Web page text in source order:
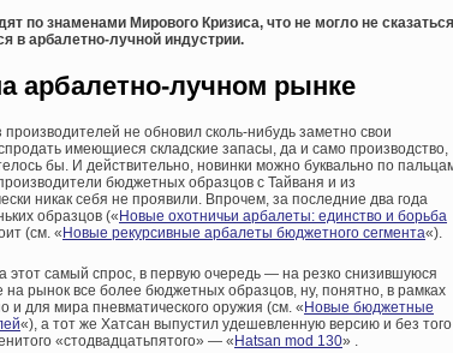
по знаменами Мирового Кризиса, что не могло не сказаться
в арбалетно-лучной индустрии.
арбалетно-лучном рынке
не обновил сколь-нибудь заметно свои
имеющиеся складские запасы, да и само производство,
бы. И действительно, новинки можно буквально по
бюджетных образцов с Тайваня и из
никак себя не проявили. Впрочем, за последние два года
образцов («Новые охотничьи арбалеты: единство и борьба
(см. «Новые рекурсивные арбалеты бюджетного сегмента«).
этот самый спрос, в первую очередь — на резко снизившуюся
на рынок все более бюджетных образцов, ну, понятно, в рамках
и для мира пневматического оружия (см. «Новые бюджетные
«), а тот же Хатсан выпустил удешевленную версию и без того
«стодвадцатьпятого» — «Hatsan mod 130» .